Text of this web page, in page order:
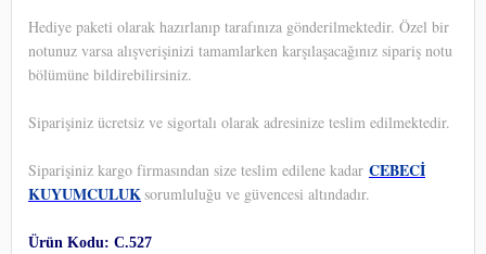
Hediye paketi olarak hazırlanıp tarafınıza gönderilmektedir. Özel bir
notunuz varsa alışverişinizi tamamlarken karşılaşacağınız sipariş notu
bölümüne bildirebilirsiniz.
Siparişiniz ücretsiz ve sigortalı olarak adresinize teslim edilmektedir.
Siparişiniz kargo firmasından size teslim edilene kadar CEBECİ
KUYUMCULUKsorumluluğu ve güvencesi altındadır.
Ürün Kodu: C.527